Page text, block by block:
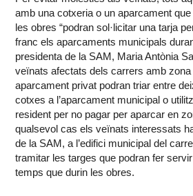
amb una cotxeria o un aparcament
les obres “podran sol·licitar una tarja
franc els aparcaments municipals
presidenta de la SAM, Maria Antònia
veïnats afectats dels carrers amb
aparcament privat podran triar entre
cotxes a l’aparcament municipal o
resident per no pagar per aparcar en
qualsevol cas els veïnats interessats
de la SAM, a l’edifici municipal del
tramitar les targes que podran fer
temps que durin les obres.